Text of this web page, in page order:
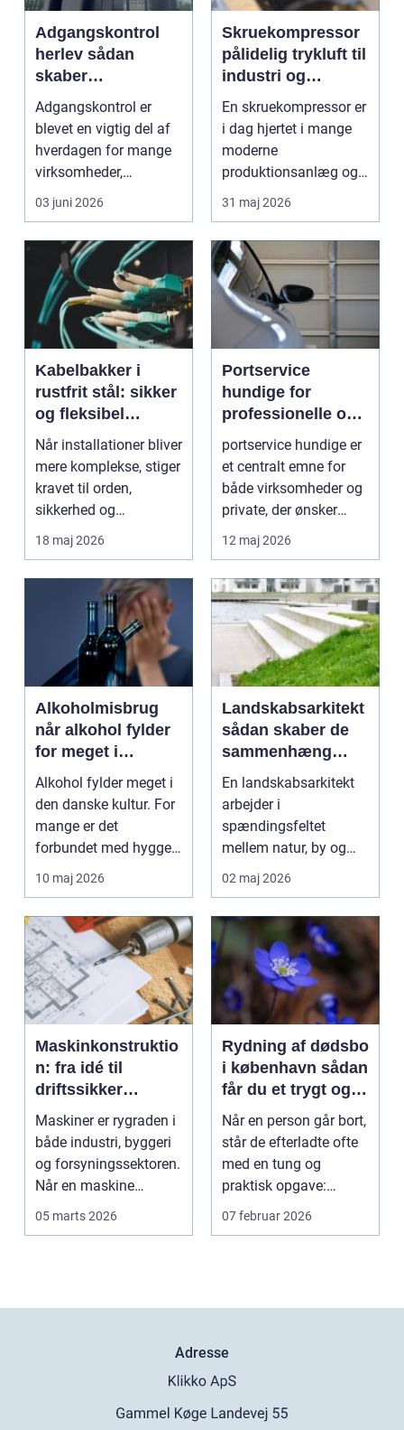
Adgangskontrol
herlev sådan
skaber
virksomheder
bedre sikkerhed
og fleksibilitet
Adgangskontrol er
blevet en vigtig del af
hverdagen for mange
virksomheder,
boligforeninger og
insti...
03 juni 2026
Skruekompressor
pålidelig trykluft til
industri og
værksted
En skruekompressor er
i dag hjertet i mange
moderne
produktionsanlæg og
autoværksteder. Når
trykluft...
31 maj 2026
Kabelbakker i
rustfrit stål: sikker
og fleksibel
kabelføring
Når installationer bliver
mere komplekse, stiger
kravet til orden,
sikkerhed og
fleksibilitet i kabe...
18 maj 2026
Portservice
hundige for
professionelle og
private kunder
portservice hundige er
et centralt emne for
både virksomheder og
private, der ønsker
sikker, stabil ...
12 maj 2026
Alkoholmisbrug
når alkohol fylder
for meget i
hverdagen
Alkohol fylder meget i
den danske kultur. For
mange er det
forbundet med hygge,
fester og afslapning...
10 maj 2026
Landskabsarkitekt
sådan skaber de
sammenhæng
mellem byggeri og
natur
En landskabsarkitekt
arbejder i
spændingsfeltet
mellem natur, by og
mennesker. Opgaven
er at forme d...
02 maj 2026
Maskinkonstruktio
n: fra idé til
driftssikker
løsning
Maskiner er rygraden i
både industri, byggeri
og forsyningssektoren.
Når en maskine
fungerer som den...
05 marts 2026
Rydning af dødsbo
i københavn sådan
får du et trygt og
effektivt forløb
Når en person går bort,
står de efterladte ofte
med en tung og
praktisk opgave:
rydning af bolig, so...
07 februar 2026
Adresse